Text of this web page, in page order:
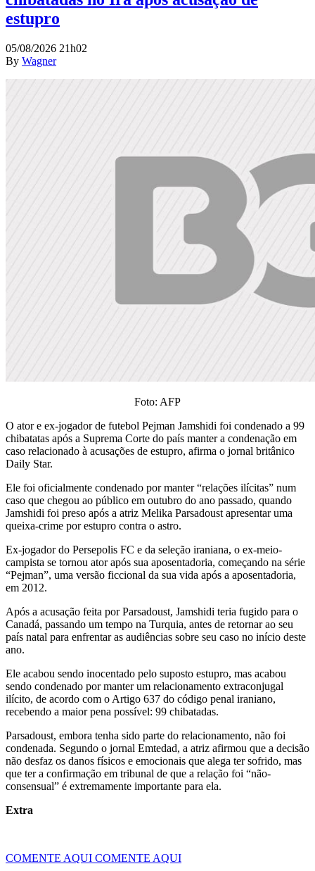
estupro
05/08/2026 21h02
By Wagner
Foto: AFP
O ator e ex-jogador de futebol Pejman Jamshidi foi condenado a 99
chibatatas após a Suprema Corte do país manter a condenação em
caso relacionado à acusações de estupro, afirma o jornal britânico
Daily Star.
Ele foi oficialmente condenado por manter “relações ilícitas” num
caso que chegou ao público em outubro do ano passado, quando
Jamshidi foi preso após a atriz Melika Parsadoust apresentar uma
queixa-crime por estupro contra o astro.
Ex-jogador do Persepolis FC e da seleção iraniana, o ex-meio-
campista se tornou ator após sua aposentadoria, começando na série
“Pejman”, uma versão ficcional da sua vida após a aposentadoria,
em 2012.
Após a acusação feita por Parsadoust, Jamshidi teria fugido para o
Canadá, passando um tempo na Turquia, antes de retornar ao seu
país natal para enfrentar as audiências sobre seu caso no início deste
ano.
Ele acabou sendo inocentado pelo suposto estupro, mas acabou
sendo condenado por manter um relacionamento extraconjugal
ilícito, de acordo com o Artigo 637 do código penal iraniano,
recebendo a maior pena possível: 99 chibatadas.
Parsadoust, embora tenha sido parte do relacionamento, não foi
condenada. Segundo o jornal Emtedad, a atriz afirmou que a decisão
não desfaz os danos físicos e emocionais que alega ter sofrido, mas
que ter a confirmação em tribunal de que a relação foi “não-
consensual” é extremamente importante para ela.
Extra
COMENTE AQUI COMENTE AQUI